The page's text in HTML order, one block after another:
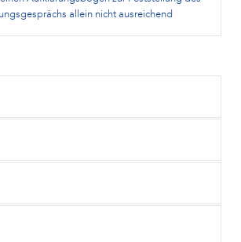
allein nicht ausreichend